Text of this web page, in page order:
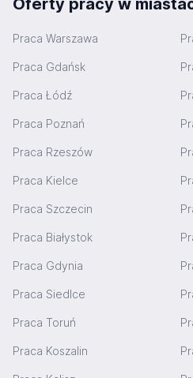
Praca Warszawa
Praca Gdańsk
Praca Łódź
Praca Poznań
Praca Rzeszów
Praca Kielce
Praca Szczecin
Praca Białystok
Praca Gdynia
Praca Siedlce
Praca Toruń
Praca Koszalin